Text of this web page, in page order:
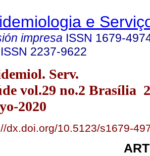
e
impresa ISSN 1679-
ISSN 2237-9622
Serv.
vol.29 no.2 Brasília
2020
dx.doi.org/10.5123/s1679-